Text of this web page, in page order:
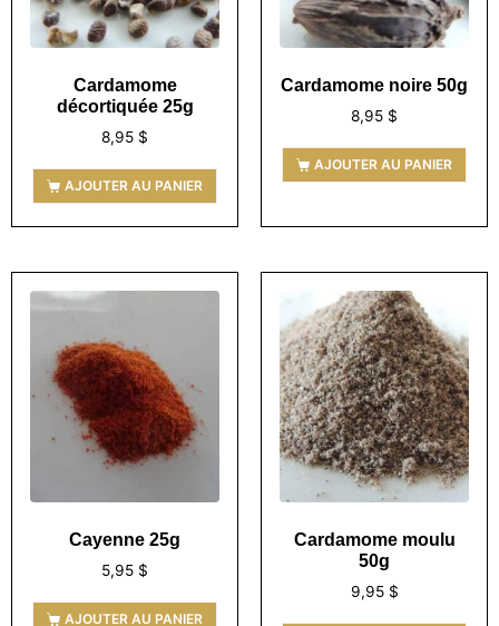
Cardamome
décortiquée 25g
8,95 $
AJOUTER AU PANIER
Cardamome noire 50g
8,95 $
AJOUTER AU PANIER
Cayenne 25g
5,95 $
AJOUTER AU PANIER
Cardamome moulu
50g
9,95 $